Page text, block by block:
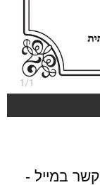
קשר במייל -